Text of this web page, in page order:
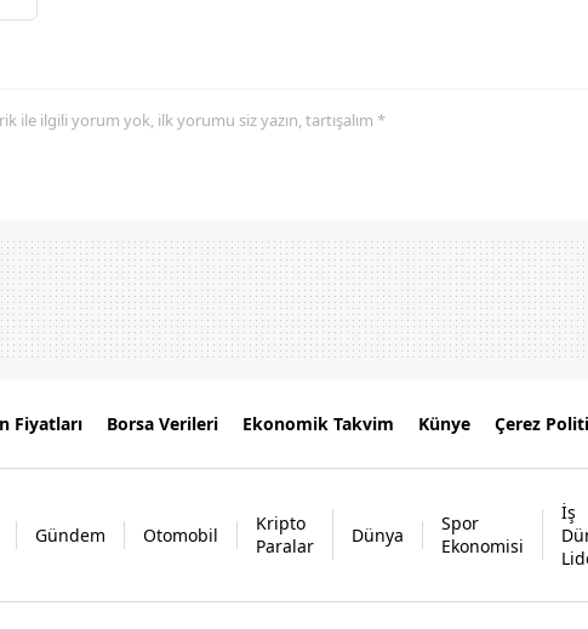
ile ilgili yorum yok, ilk yorumu siz yazın, tartışalım *
Fiyatları Borsa Verileri Ekonomik Takvim Künye Çerez
Gündem Otomobil
Kripto
Paralar
Dünya
Spor
Ekonomisi
İş